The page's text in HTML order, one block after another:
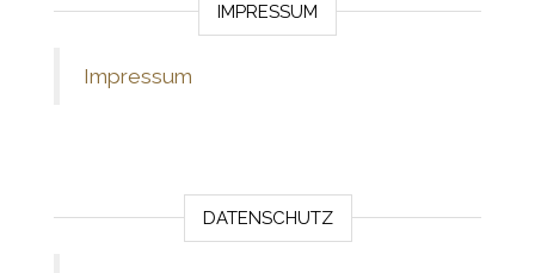
IMPRESSUM
Impressum
DATENSCHUTZ